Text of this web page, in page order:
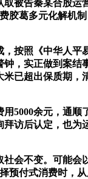
告秦某合股运
葛多元化解机
照《中华人平
，实正做到案
已超出保质期
余元，通顺
访后认定，也
不变。可能会
付式消费时